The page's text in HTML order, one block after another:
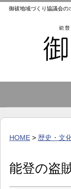
御祓地域づくり協議会の
HOME> 歴史・文
能登の盗